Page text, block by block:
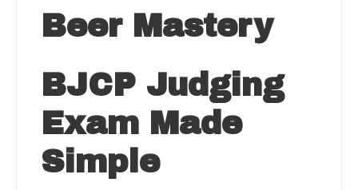
Beer Mastery
BJCP Judging
Exam Made
Simple